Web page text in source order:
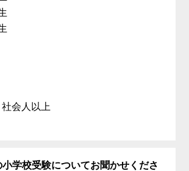
会人以上
学校受験についてお聞かせくださ